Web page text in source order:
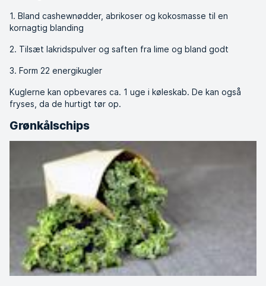
1. Bland cashewnødder, abrikoser og kokosmasse til en
kornagtig blanding
2. Tilsæt lakridspulver og saften fra lime og bland godt
3. Form 22 energikugler
Kuglerne kan opbevares ca. 1 uge i køleskab. De kan også
fryses, da de hurtigt tør op.
Grønkålschips